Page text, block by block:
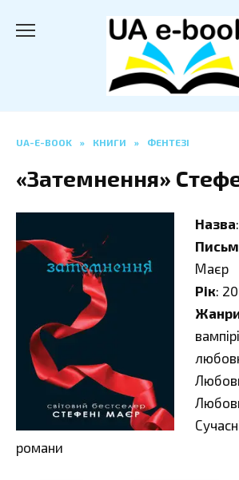
UA-E-BOOK » КНИГИ » ФЕНТЕЗІ
«Затемнення»
Назва
Маєр
Рік:
романи